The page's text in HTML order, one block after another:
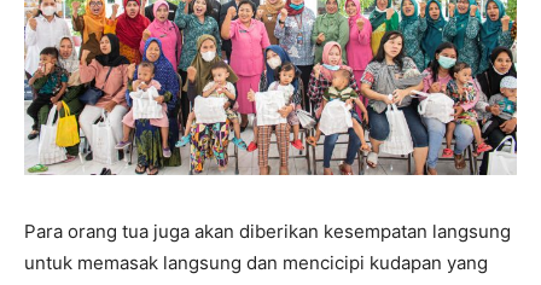
Para orang tua juga akan diberikan kesempatan langsung
untuk memasak langsung dan mencicipi kudapan yang